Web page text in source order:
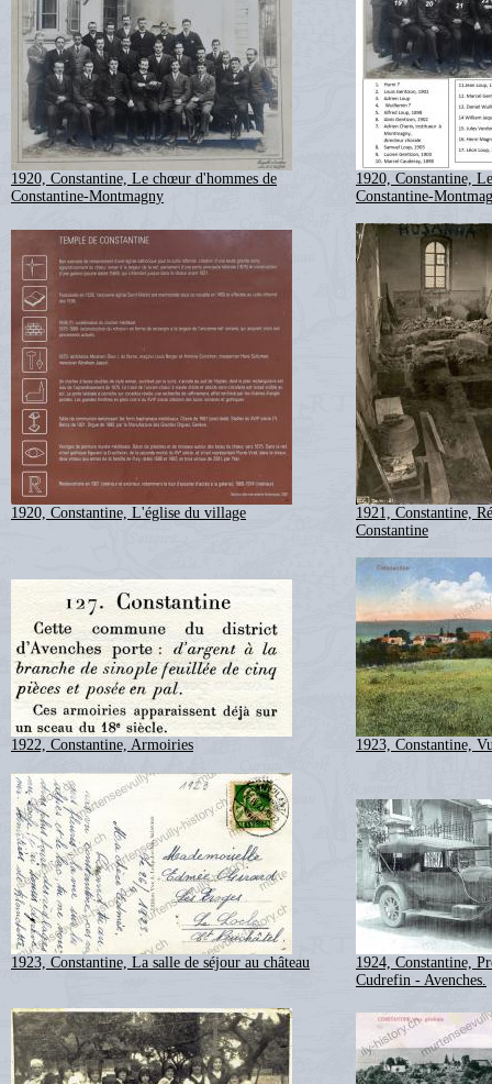
1920, Constantine, Le chœur d'hommes de
Constantine-Montmagny
1920, Constantine,
Constantine-
1920, Constantine, L'église du village
1921, Constantine,
Constantine
1922, Constantine, Armoiries 1923, Constantine,
1923, Constantine, La salle de séjour au château
1924, Constantine,
Cudrefin - Avenches.